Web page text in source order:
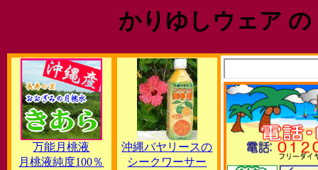
かりゆしウェア
万能月桃液
月桃液純度100％
沖縄バヤリースの
シークワーサー